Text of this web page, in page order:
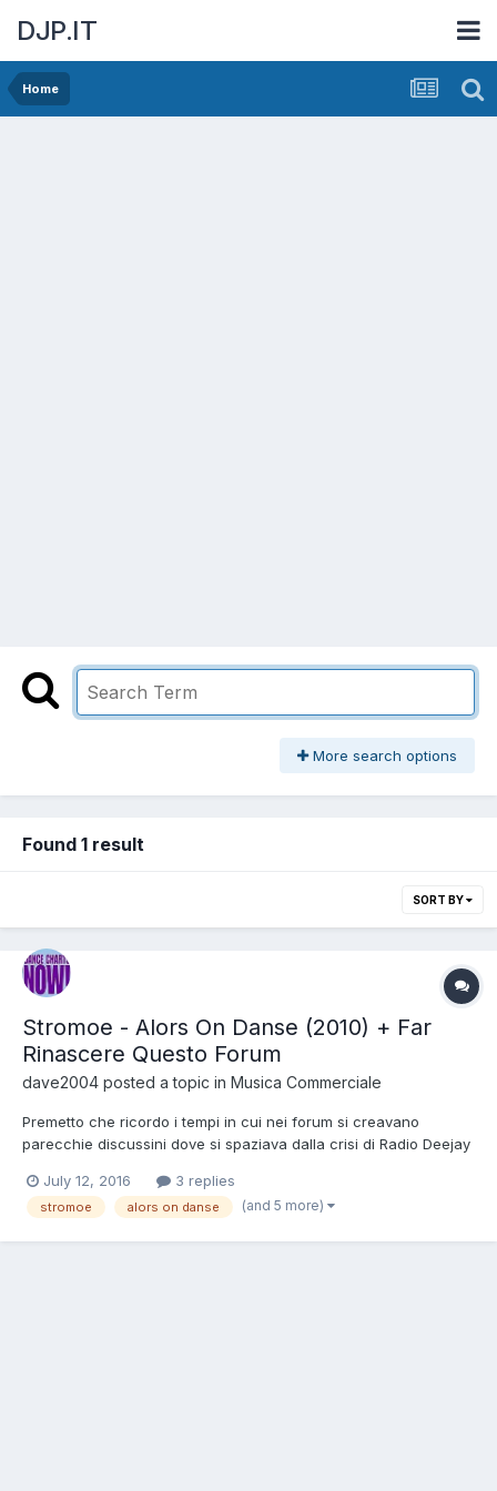
DJP.IT
Home
More search options
Found 1 result
SORT BY
Stromoe - Alors On Danse (2010) + Far
Rinascere Questo Forum
dave2004 posted a topic in Musica Commerciale
Premetto che ricordo i tempi in cui nei forum si creavano
parecchie discussini dove si spaziava dalla crisi di Radio Deejay
vostre conoscenze mi sono fatto una diciamo cultura sia in fatto
di dance sia per quanto riguarda la storia di...
July 12, 2016 3 replies
stromoe alors on danse (and 5 more)